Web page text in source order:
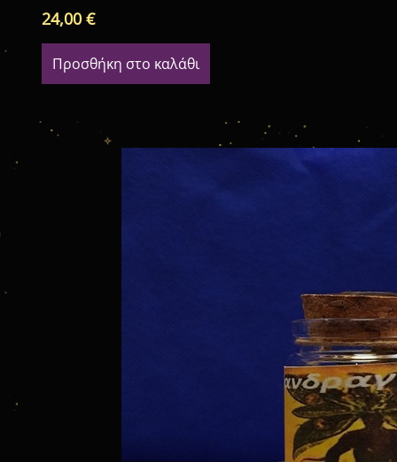
24,00€
Προσθήκη στο καλάθι